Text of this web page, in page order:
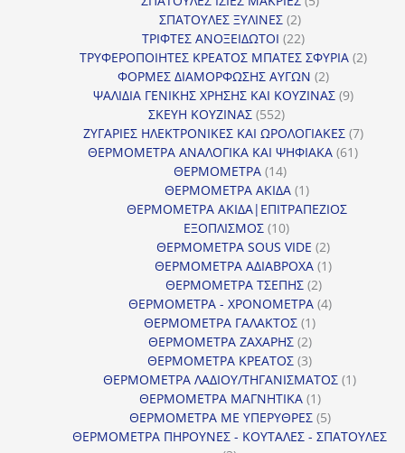
ΣΠΑΤΟΥΛΕΣ ΞΥΛΙΝΕΣ 22
προϊόντα
ΤΡΙΦΤΕΣ ΑΝΟΞΕΙΔΩΤΟΙ 2222
προϊόντα
ΤΡΥΦΕΡΟΠΟΙΗΤΕΣ ΚΡΕΑΤΟΣ ΜΠΑΤΕΣ ΣΦΥΡΙΑ 22
ΦΟΡΜΕΣ ΔΙΑΜΟΡΦΩΣΗΣ ΑΥΓΩΝ 22
προϊόντα
ΨΑΛΙΔΙΑ ΓΕΝΙΚΗΣ ΧΡΗΣΗΣ ΚΑΙ ΚΟΥΖΙΝΑΣ 99
ΣΚΕΥΗ ΚΟΥΖΙΝΑΣ 552552
προϊόντα
ΖΥΓΑΡΙΕΣ ΗΛΕΚΤΡΟΝΙΚΕΣ ΚΑΙ ΩΡΟΛΟΓΙΑΚΕΣ 77
ΘΕΡΜΟΜΕΤΡΑ ΑΝΑΛΟΓΙΚΑ ΚΑΙ ΨΗΦΙΑΚΑ 6161
ΘΕΡΜΟΜΕΤΡΑ 1414
προϊόντα
ΘΕΡΜΟΜΕΤΡΑ ΑΚΙΔΑ 11
προϊόν
ΘΕΡΜΟΜΕΤΡΑ ΑΚΙΔΑ|ΕΠΙΤΡΑΠΕΖΙΟΣ
ΕΞΟΠΛΙΣΜΟΣ 1010
προϊόντα
ΘΕΡΜΟΜΕΤΡΑ SOUS VIDE 22
προϊόντα
ΘΕΡΜΟΜΕΤΡΑ ΑΔΙΑΒΡΟΧΑ 11
ΘΕΡΜΟΜΕΤΡΑ ΤΣΕΠΗΣ 22
προϊόντα
ΘΕΡΜΟΜΕΤΡΑ - ΧΡΟΝΟΜΕΤΡΑ 44
ΘΕΡΜΟΜΕΤΡΑ ΓΑΛΑΚΤΟΣ 11
προϊόν
ΘΕΡΜΟΜΕΤΡΑ ΖΑΧΑΡΗΣ 22
προϊόντα
ΘΕΡΜΟΜΕΤΡΑ ΚΡΕΑΤΟΣ 33
προϊόντα
ΘΕΡΜΟΜΕΤΡΑ ΛΑΔΙΟΥ/ΤΗΓΑΝΙΣΜΑΤΟΣ 11
ΘΕΡΜΟΜΕΤΡΑ ΜΑΓΝΗΤΙΚΑ 11
προϊόν
ΘΕΡΜΟΜΕΤΡΑ ΜΕ ΥΠΕΡΥΘΡΕΣ 55
προϊόντα
ΘΕΡΜΟΜΕΤΡΑ ΠΗΡΟΥΝΕΣ - ΚΟΥΤΑΛΕΣ - ΣΠΑΤΟΥΛΕΣ